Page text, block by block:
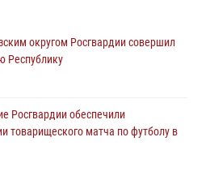
спецназа Росгвардии
гимнастике
войск правопорядка почтили
округом Росгвардии совершил
Республику
Росгвардии обеспечили
товарищеского матча по футболу в